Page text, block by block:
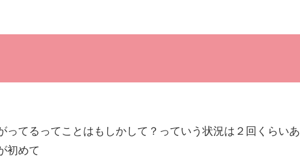
ってるってことはもしかして？っていう状況は２回くらいあ
初めて